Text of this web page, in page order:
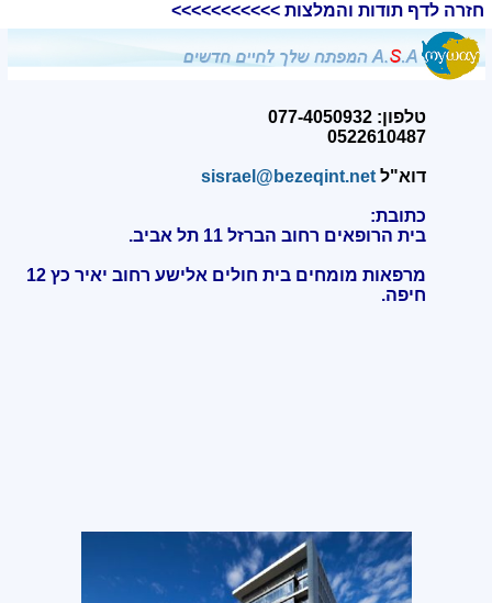
חזרה לדף תודות והמלצות >>>>>>>>>>>
טלפון: 077-4050932
0522610487
דוא"לsisrael@bezeqint.net
כתובת:
בית הרופאים רחוב הברזל 11 תל אביב.
מרפאות מומחים בית חולים אלישע רחוב יאיר כץ 12
חיפה.